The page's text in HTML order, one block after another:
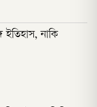
ইতিহাস, নাকি